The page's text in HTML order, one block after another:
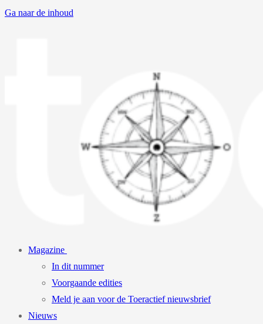
Ga naar de inhoud
Magazine
In dit nummer
Voorgaande edities
Meld je aan voor de Toeractief nieuwsbrief
Nieuws